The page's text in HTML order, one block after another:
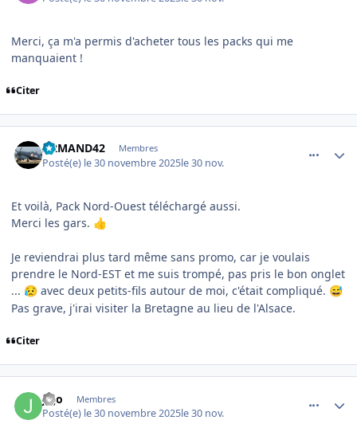
Merci, ça m'a permis d'acheter tous les packs qui me
manquaient !
Citer
ARMAND42 Membres
Posté(e) le 30 novembre 2025le 30 nov.
Et voilà, Pack Nord-Ouest téléchargé aussi.
Merci les gars. 👍
Je reviendrai plus tard même sans promo, car je voulais
prendre le Nord-EST et me suis trompé, pas pris le bon onglet
... 😥 avec deux petits-fils autour de moi, c'était compliqué. 😅
Pas grave, j'irai visiter la Bretagne au lieu de l'Alsace.
Citer
jojo Membres
Posté(e) le 30 novembre 2025le 30 nov.